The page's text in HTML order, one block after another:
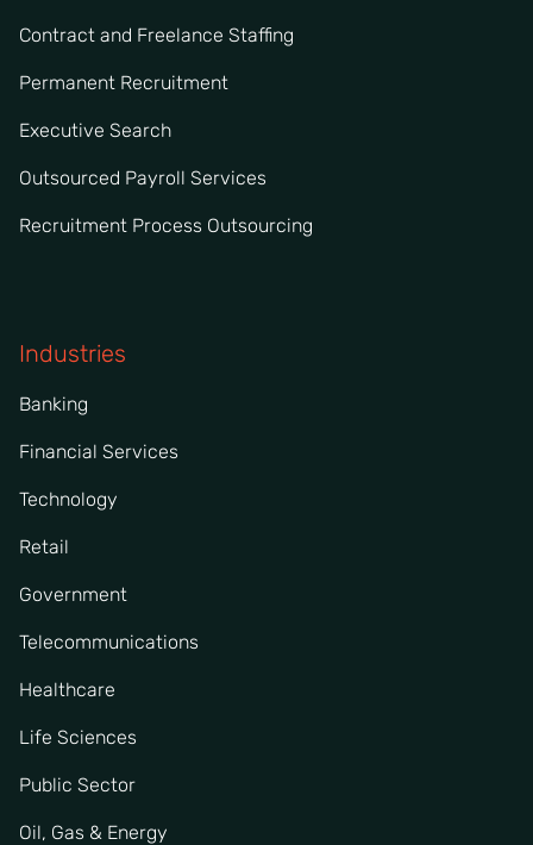
Contract and Freelance Staffing
Permanent Recruitment
Executive Search
Outsourced Payroll Services
Recruitment Process Outsourcing
Industries
Banking
Financial Services
Technology
Retail
Government
Telecommunications
Healthcare
Life Sciences
Public Sector
Oil, Gas & Energy